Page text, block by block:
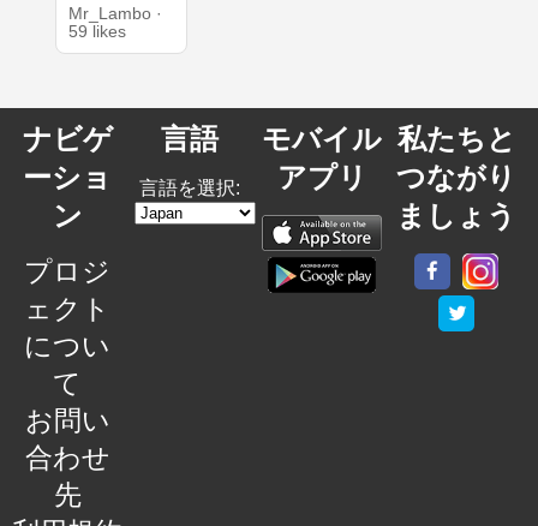
Mr_Lambo ·
59 likes
ナビゲ
ーショ
ン
プロジ
ェクト
につい
て
お問い
合わせ
先
言語
言語を選択:
モバイル
アプリ
私たちと
つながり
ましょう